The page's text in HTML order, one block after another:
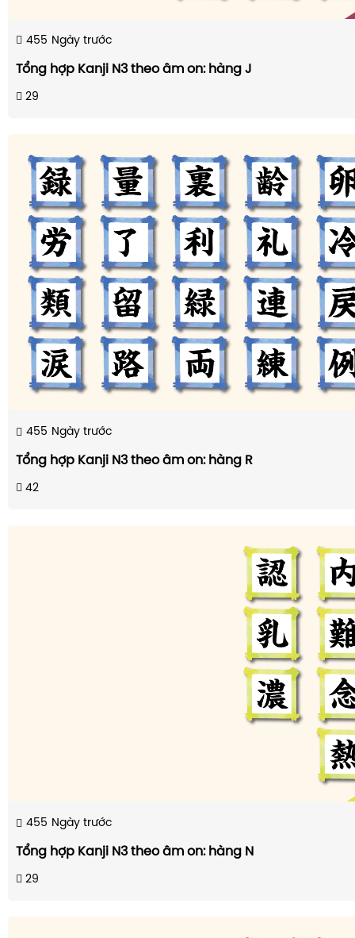
455 Ngày trước
Tổng hợp Kanji N3 theo âm on: hàng J
29
455 Ngày trước
Tổng hợp Kanji N3 theo âm on: hàng R
42
455 Ngày trước
Tổng hợp Kanji N3 theo âm on: hàng N
29